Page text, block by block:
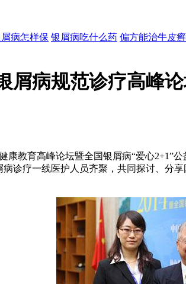
病怎样保 银屑病吃什么药 偏方能治牛皮
屑病规范诊疗高峰
康教育高峰论坛暨全国银屑病“爱心
诊疗一线医护人员齐聚，共同探讨、